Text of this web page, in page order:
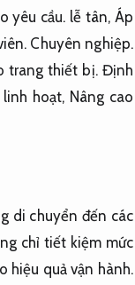
yêu cầu. lễ tân, Áp
Chuyên nghiệp.
trang thiết bị. Định
hoạt, Nâng cao
di chuyển đến các
chỉ tiết kiệm mức
hiệu quả vận hành.